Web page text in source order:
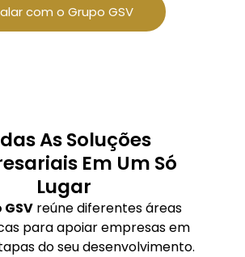
com o Grupo GSV
As Soluções
Em Um Só
Lugar
reúne diferentes áreas
para apoiar empresas em
do seu desenvolvimento.